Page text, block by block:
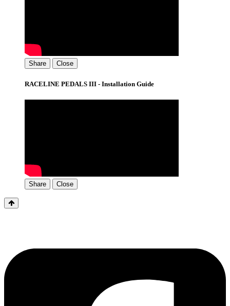
Share Close
RACELINE PEDALS III - Installation Guide
Share Close